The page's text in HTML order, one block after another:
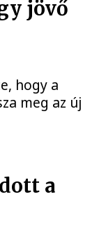
jövő
hogy a
meg az új
a